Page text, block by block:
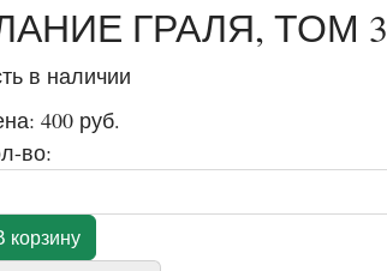
ГРАЛЯ, ТОМ 3
в наличии
400 руб.
во: